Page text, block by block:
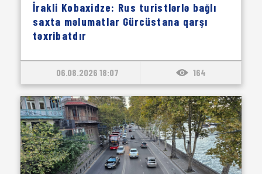
İrakli Kobaxidze: Rus turistlərlə bağlı
saxta məlumatlar Gürcüstana qarşı
təxribatdır
06.08.2026 18:07 164